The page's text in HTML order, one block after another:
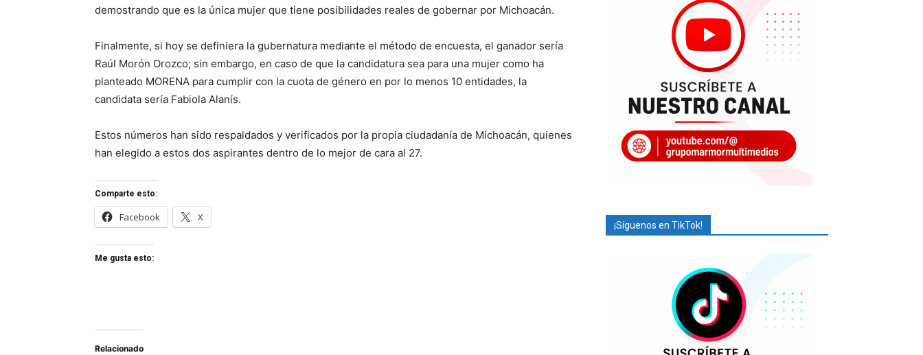
demostrando que es la única mujer que tiene posibilidades reales de gobernar por Michoacán.
Finalmente, si hoy se definiera la gubernatura mediante el método de encuesta, el ganador sería
Raúl Morón Orozco; sin embargo, en caso de que la candidatura sea para una mujer como ha
planteado MORENA para cumplir con la cuota de género en por lo menos 10 entidades, la
candidata sería Fabiola Alanís.
Estos números han sido respaldados y verificados por la propia ciudadanía de Michoacán, quienes
han elegido a estos dos aspirantes dentro de lo mejor de cara al 27.
Comparte esto:
Facebook X
Me gusta esto:
Relacionado
¡Síguenos en TikTok!